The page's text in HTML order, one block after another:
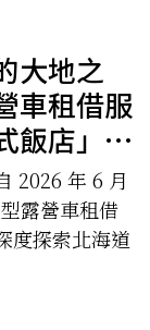
大地之
車租借服
飯店」暢
2026 年 6 月
露營車租借
度探索北海道